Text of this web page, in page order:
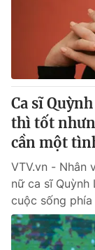
Ca sĩ
thì tốt
cần một
VTV.vn - Nhân
nữ ca sĩ Quỳnh
cuộc sống phía